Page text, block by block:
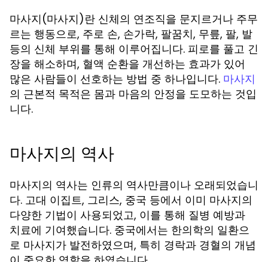
마사지(마사지)란 신체의 연조직을 문지르거나 주무
르는 행동으로, 주로 손, 손가락, 팔꿈치, 무릎, 팔, 발
등의 신체 부위를 통해 이루어집니다. 피로를 풀고 긴
장을 해소하며, 혈액 순환을 개선하는 효과가 있어
많은 사람들이 선호하는 방법 중 하나입니다. 마사지
의 근본적 목적은 몸과 마음의 안정을 도모하는 것입
니다.
마사지의 역사
마사지의 역사는 인류의 역사만큼이나 오래되었습니
다. 고대 이집트, 그리스, 중국 등에서 이미 마사지의
다양한 기법이 사용되었고, 이를 통해 질병 예방과
치료에 기여했습니다. 중국에서는 한의학의 일환으
로 마사지가 발전하였으며, 특히 경락과 경혈의 개념